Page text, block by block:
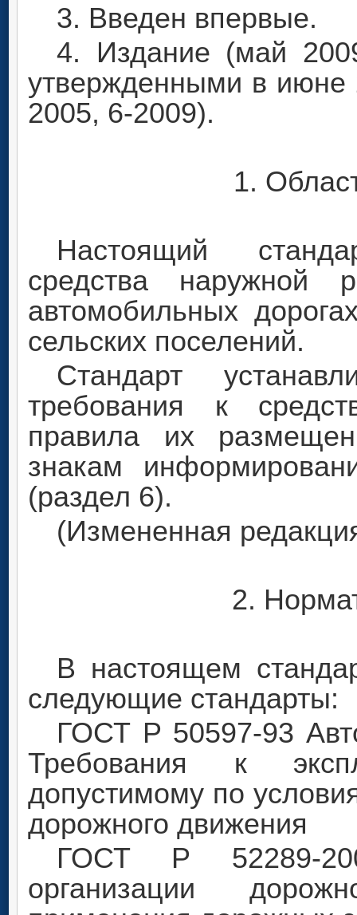
3. Введен впервые.
4. Издание (май
утвержденными в июне
2005, 6-2009).
1.
Настоящий
средства наружной
автомобильных
сельских поселений.
Стандарт
требования к
правила их
знакам
(раздел 6).
(Измененная
2.
В настоящем
следующие стандарты:
ГОСТ Р 50597-93
Требования к
допустимому по
дорожного движения
ГОСТ Р 52289-
организации